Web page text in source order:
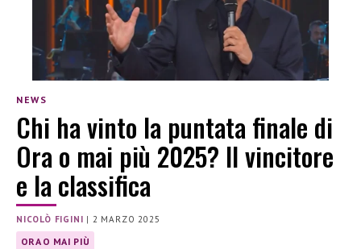
NEWS
Chi ha vinto la puntata finale di
Ora o mai più 2025? Il vincitore
e la classifica
NICOLÒ FIGINI | 2 MARZO 2025
ORA O MAI PIÙ